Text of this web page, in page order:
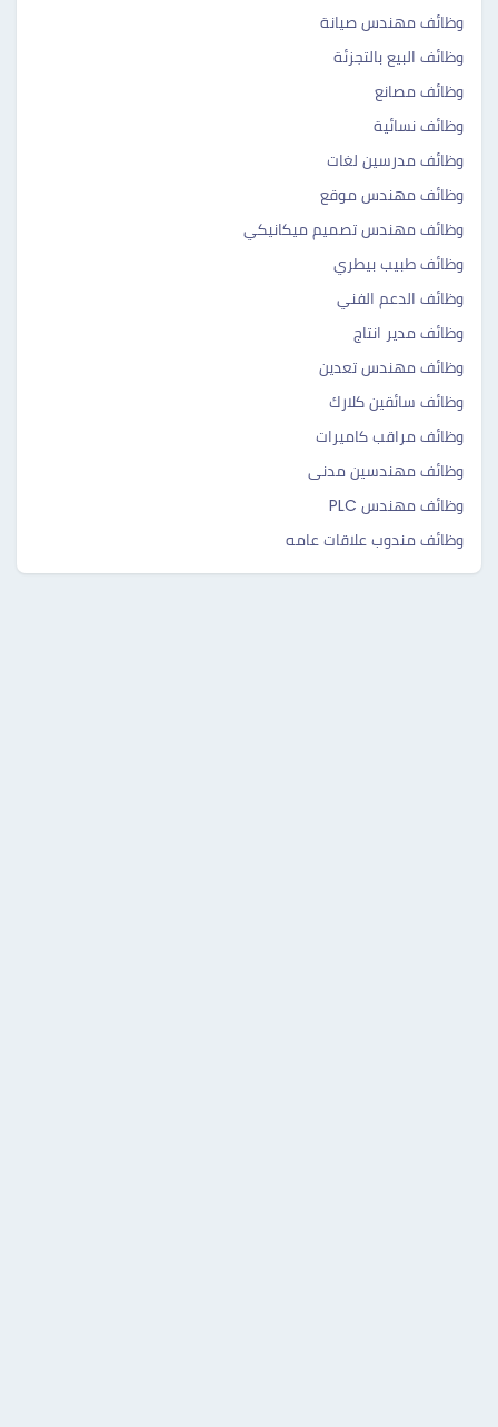
وظائف مهندس صيانة
وظائف البيع بالتجزئة
وظائف مصانع
وظائف نسائية
وظائف مدرسين لغات
وظائف مهندس موقع
وظائف مهندس تصميم ميكانيكي
وظائف طبيب بيطري
وظائف الدعم الفني
وظائف مدير انتاج
وظائف مهندس تعدين
وظائف سائقين كلارك
وظائف مراقب كاميرات
وظائف مهندسين مدنى
وظائف مهندس PLC
وظائف مندوب علاقات عامه